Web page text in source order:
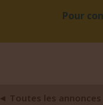
Pour
◄ Toutes les annonces